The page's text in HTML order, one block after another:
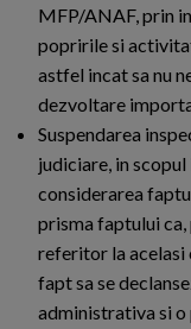
MFP/ANAF, prin
popririle si
astfel incat sa nu
dezvoltare
Suspendarea
judiciare, in
considerarea
prisma faptului
referitor la acelasi
fapt sa se
administrativa si o